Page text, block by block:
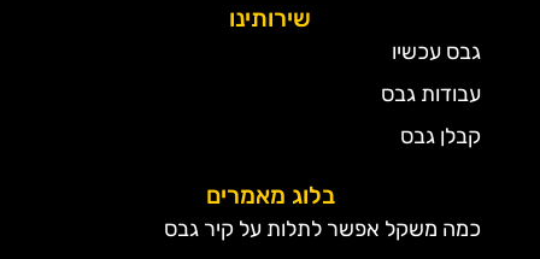
שירותינו
גבס עכשיו
עבודות גבס
קבלן גבס
בלוג מאמרים
כמה משקל אפשר לתלות על קיר גבס